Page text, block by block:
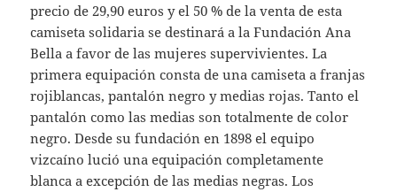
precio de 29,90 euros y el 50 % de la venta de esta
camiseta solidaria se destinará a la Fundación Ana
Bella a favor de las mujeres supervivientes. La
primera equipación consta de una camiseta a franjas
rojiblancas, pantalón negro y medias rojas. Tanto el
pantalón como las medias son totalmente de color
negro. Desde su fundación en 1898 el equipo
vizcaíno lució una equipación completamente
blanca a excepción de las medias negras. Los